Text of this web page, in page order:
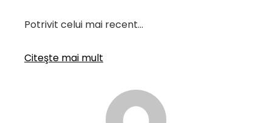
Potrivit celui mai recent…
Citeşte mai mult